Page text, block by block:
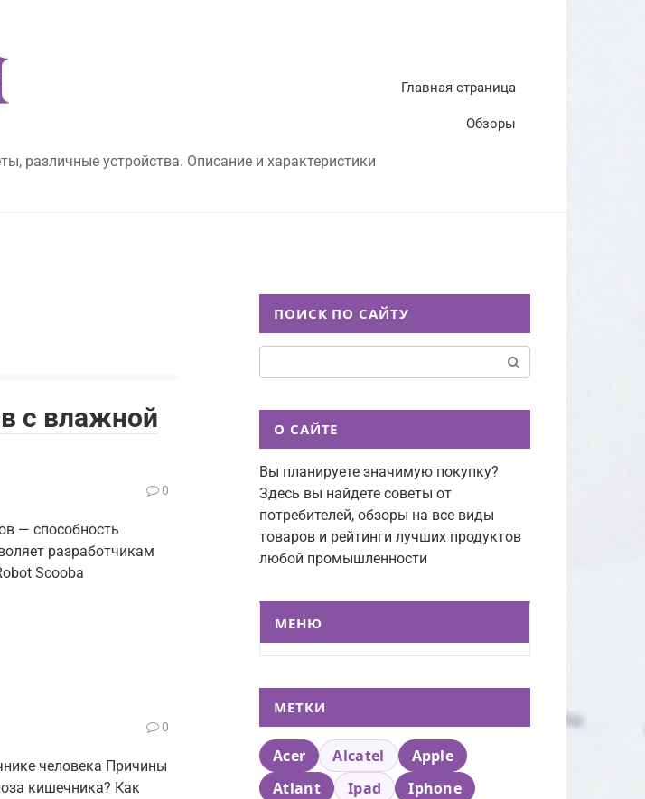
различные устройства. Описание и характеристики
Главная страница
Обзоры
с влажной
0
— способность
разработчикам
Scooba
0
человека Причины
кишечника? Как
ПОИСК ПО САЙТУ
О САЙТЕ
Вы планируете значимую покупку?
Здесь вы найдете советы от
потребителей, обзоры на все виды
товаров и рейтинги лучших продуктов
любой промышленности
МЕНЮ
МЕТКИ
Acer Alcatel
Apple
Atlant
Ipad
Iphone